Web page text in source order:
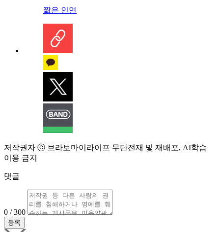
짧은 인연
저작권자 ⓒ 브라보마이라이프 무단전재 및 재배포, AI학습
이용 금지
댓글
0 / 300